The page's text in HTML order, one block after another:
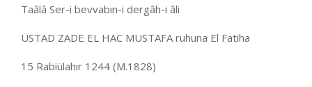
Taâlâ Ser-i bevvabın-i dergâh-i âli
ÜSTAD ZADE EL HAC MUSTAFA ruhuna El Fatiha
15 Rabiülahır 1244 (M.1828)